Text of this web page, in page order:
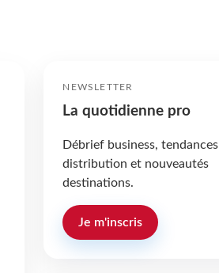
NEWSLETTER
La quotidienne pro
Débrief business, tendances
distribution et nouveautés
destinations.
Je m'inscris